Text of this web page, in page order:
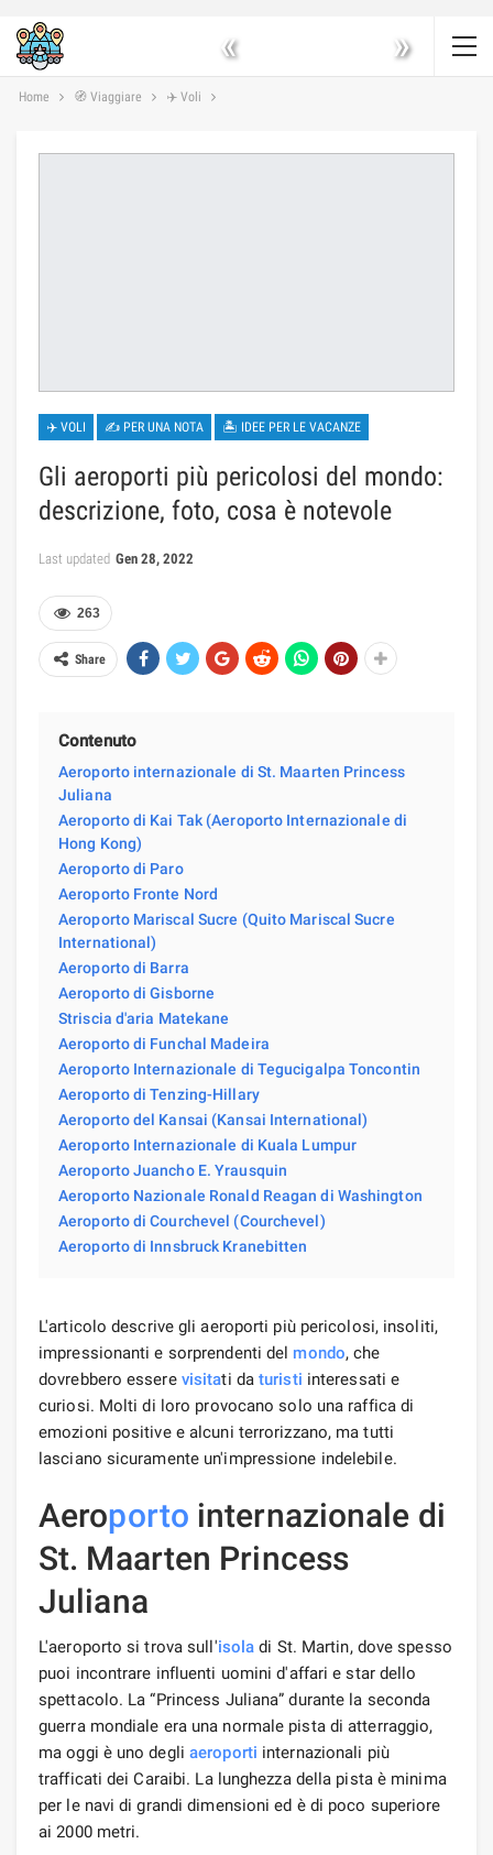
« »
Home 🧭 Viaggiare ✈️ Voli
✈️ VOLI ✍ PER UNA NOTA 🏝 IDEE PER LE VACANZE
Gli aeroporti più pericolosi del mondo:
descrizione, foto, cosa è notevole
Last updated Gen 28, 2022
263
Share
Contenuto
Aeroporto internazionale di St. Maarten Princess
Juliana
Aeroporto di Kai Tak (Aeroporto Internazionale di
Hong Kong)
Aeroporto di Paro
Aeroporto Fronte Nord
Aeroporto Mariscal Sucre (Quito Mariscal Sucre
International)
Aeroporto di Barra
Aeroporto di Gisborne
Striscia d'aria Matekane
Aeroporto di Funchal Madeira
Aeroporto Internazionale di Tegucigalpa Toncontin
Aeroporto di Tenzing-Hillary
Aeroporto del Kansai (Kansai International)
Aeroporto Internazionale di Kuala Lumpur
Aeroporto Juancho E. Yrausquin
Aeroporto Nazionale Ronald Reagan di Washington
Aeroporto di Courchevel (Courchevel)
Aeroporto di Innsbruck Kranebitten
L'articolo descrive gli aeroporti più pericolosi, insoliti,
impressionanti e sorprendenti del mondo, che
dovrebbero essere visitati daturisti interessati e
curiosi. Molti di loro provocano solo una raffica di
emozioni positive e alcuni terrorizzano, ma tutti
lasciano sicuramente un'impressione indelebile.
Aeroporto internazionale di
St. Maarten Princess
Juliana
L'aeroporto si trova sull'isola di St. Martin, dove spesso
puoi incontrare influenti uomini d'affari e star dello
spettacolo. La “Princess Juliana” durante la seconda
guerra mondiale era una normale pista di atterraggio,
ma oggi è uno degli aeroporti internazionali più
trafficati dei Caraibi. La lunghezza della pista è minima
per le navi di grandi dimensioni ed è di poco superiore
ai 2000 metri.